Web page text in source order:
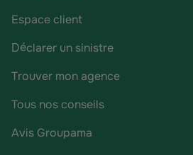
Espace client
Déclarer un sinistre
Trouver mon agence
Tous nos conseils
Avis Groupama